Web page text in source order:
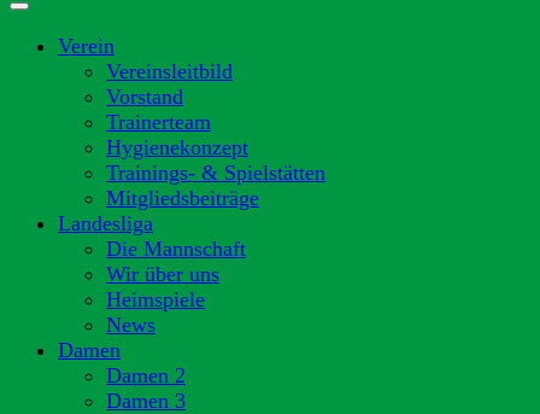
Verein
Vereinsleitbild
Vorstand
Trainerteam
Hygienekonzept
Trainings- & Spielstätten
Mitgliedsbeiträge
Landesliga
Die Mannschaft
Wir über uns
Heimspiele
News
Damen
Damen 2
Damen 3